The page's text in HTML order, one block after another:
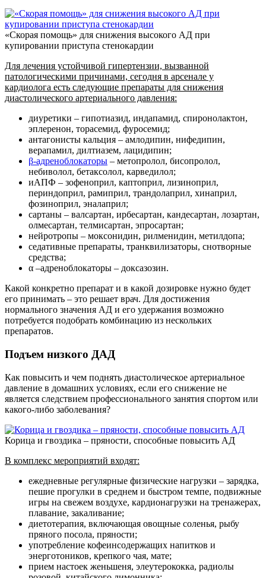
«Скорая помощь» для снижения высокого АД при
купировании приступа стенокардии
Для лечения устойчивой гипертензии, вызванной
патологическими причинами, сегодня в арсенале у
кардиолога есть следующие препараты для снижения
диастолического артериального давления:
диуретики – гипотиазид, индапамид, спиронолактон,
эплеренон, торасемид, фуросемид;
антагонисты кальция – амлодипин, нифедипин,
верапамил, дилтиазем, лацидипин;
β-адреноблокаторы – метопролол, бисопролол,
небиволол, бетаксолол, карведилол;
иАПФ – зофеноприл, каптоприл, лизиноприл,
периндоприл, рамиприл, трандолаприл, хинаприл,
фозиноприл, эналаприл;
сартаны – валсартан, ирбесартан, кандесартан, лозартан,
олмесартан, телмисартан, эпросартан;
нейротропы – моксонидин, рилменидин, метилдопа;
седативные препараты, транквилизаторы, снотворные
средства;
α –адреноблокаторы – доксазозин.
Какой конкретно препарат и в какой дозировке нужно будет
его принимать – это решает врач. Для достижения
нормального значения АД и его удержания возможно
потребуется подобрать комбинацию из нескольких
препаратов.
Подъем низкого ДАД
Как повысить и чем поднять диастолическое артериальное
давление в домашних условиях, если его снижение не
является следствием профессионального занятия спортом или
какого-либо заболевания?
Корица и гвоздика – пряности, способные повысить АД
В комплекс мероприятий входят:
ежедневные регулярные физические нагрузки – зарядка,
пешие прогулки в среднем и быстром темпе, подвижные
игры на свежем воздухе, кардионагрузки на тренажерах,
плавание, закаливание;
диетотерапия, включающая овощные соленья, рыбу
пряного посола, пряности;
употребление кофеинсодержащих напитков и
энерготоников, крепкого чая, мате;
прием настоек женьшеня, элеутерококка, радиолы